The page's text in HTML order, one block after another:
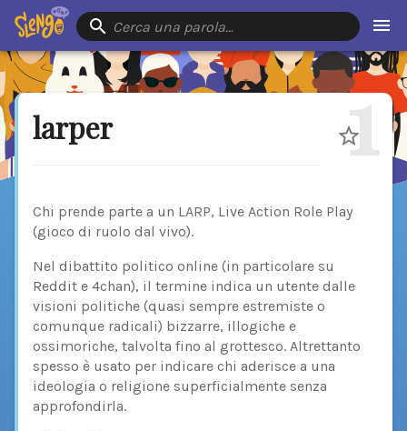
Cerca una parola…
larper 1
Chi prende parte a un LARP, Live Action Role Play
(gioco di ruolo dal vivo).
Nel dibattito politico online (in particolare su
Reddit e 4chan), il termine indica un utente dalle
visioni politiche (quasi sempre estremiste o
comunque radicali) bizzarre, illogiche e
ossimoriche, talvolta fino al grottesco. Altrettanto
spesso è usato per indicare chi aderisce a una
ideologia o religione superficialmente senza
approfondirla.